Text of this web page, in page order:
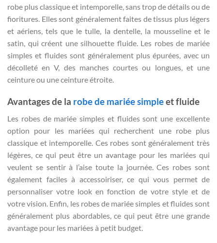
robe plus classique et intemporelle, sans trop de détails ou de
fioritures. Elles sont généralement faites de tissus plus légers
et aériens, tels que le tulle, la dentelle, la mousseline et le
satin, qui créent une silhouette fluide. Les robes de mariée
simples et fluides sont généralement plus épurées, avec un
décolleté en V, des manches courtes ou longues, et une
ceinture ou une ceinture étroite.
Avantages de la robe de mariée simpleet fluide
Les robes de mariée simples et fluides sont une excellente
option pour les mariées qui recherchent une robe plus
classique et intemporelle. Ces robes sont généralement très
légères, ce qui peut être un avantage pour les mariées qui
veulent se sentir à l’aise toute la journée. Ces robes sont
également faciles à accessoiriser, ce qui vous permet de
personnaliser votre look en fonction de votre style et de
votre vision. Enfin, les robes de mariée simples et fluides sont
généralement plus abordables, ce qui peut être une grande
avantage pour les mariées à petit budget.